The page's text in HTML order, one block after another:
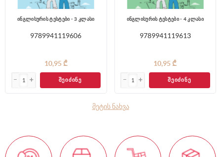
ინგლისურის ტესტები - 3 კლასი
9789941119606
10,95 ₾
ᲨᲔᲘᲫᲘᲜᲔ
ინგლისურის ტესტები - 4 კლასი
9789941119613
10,95 ₾
ᲨᲔᲘᲫᲘᲜᲔ
მეტის ნახვა